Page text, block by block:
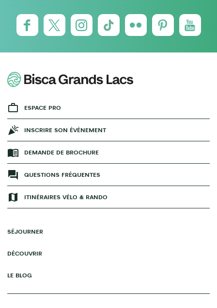
ESPACE PRO
INSCRIRE SON ÉVÉNEMENT
DEMANDE DE BROCHURE
QUESTIONS FRÉQUENTES
ITINÉRAIRES VÉLO & RANDO
SÉJOURNER
DÉCOUVRIR
LE BLOG